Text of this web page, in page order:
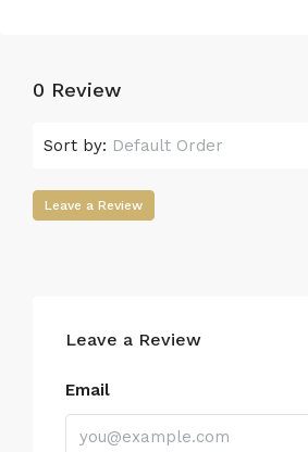
0 Review
Sort by: Default Order
Leave a Review
Leave a Review
Email